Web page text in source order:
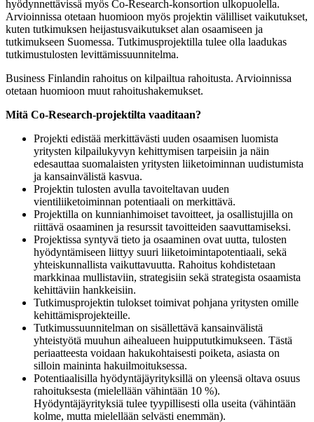
hyödynnettävissä myös Co-Research-konsortion ulkopuolella.
Arvioinnissa otetaan huomioon myös projektin välilliset vaikutukset,
kuten tutkimuksen heijastusvaikutukset alan osaamiseen ja
tutkimukseen Suomessa. Tutkimusprojektilla tulee olla laadukas
tutkimustulosten levittämissuunnitelma.
Business Finlandin rahoitus on kilpailtua rahoitusta. Arvioinnissa
otetaan huomioon muut rahoitushakemukset.
Mitä Co-Research-projektilta vaaditaan?
Projekti edistää merkittävästi uuden osaamisen luomista
yritysten kilpailukyvyn kehittymisen tarpeisiin ja näin
edesauttaa suomalaisten yritysten liiketoiminnan uudistumista
ja kansainvälistä kasvua.
Projektin tulosten avulla tavoiteltavan uuden
vientiliiketoiminnan potentiaali on merkittävä.
Projektilla on kunnianhimoiset tavoitteet, ja osallistujilla on
riittävä osaaminen ja resurssit tavoitteiden saavuttamiseksi.
Projektissa syntyvä tieto ja osaaminen ovat uutta, tulosten
hyödyntämiseen liittyy suuri liiketoimintapotentiaali, sekä
yhteiskunnallista vaikuttavuutta. Rahoitus kohdistetaan
markkinaa mullistaviin, strategisiin sekä strategista osaamista
kehittäviin hankkeisiin.
Tutkimusprojektin tulokset toimivat pohjana yritysten omille
kehittämisprojekteille.
Tutkimussuunnitelman on sisällettävä kansainvälistä
yhteistyötä muuhun aihealueen huippututkimukseen. Tästä
periaatteesta voidaan hakukohtaisesti poiketa, asiasta on
silloin maininta hakuilmoituksessa.
Potentiaalisilla hyödyntäjäyrityksillä on yleensä oltava osuus
rahoituksesta (mielellään vähintään 10 %).
Hyödyntäjäyrityksiä tulee tyypillisesti olla useita (vähintään
kolme, mutta mielellään selvästi enemmän).